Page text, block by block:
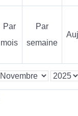
Par
mois
Par
semaine